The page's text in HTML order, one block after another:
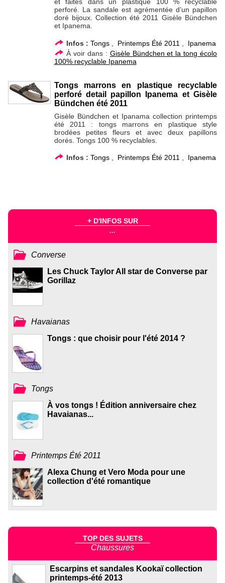
et faites dans un plastique 100 % recyclable
perforé. La sandale est agrémentée d’un papillon
doré bijoux. Collection été 2011 Gisèle Bündchen
et Ipanema.
Infos : Tongs, Printemps Été 2011
Ipanema
À voir dans : Gisèle Bündchen et la tong écolo
100% recyclable Ipanema
Tongs marrons en plastique recyclable
perforé detail papillon Ipanema et Gisèle
Bündchen été 2011
Gisèle Bündchen et Ipanama collection printemps
été 2011 : tongs marrons en plastique style
brodées petites fleurs et avec deux papillons
dorés. Tongs 100 % recyclables.
Infos : Tongs, Printemps Été 2011 Ipanema
+ D'INFOS SUR
...
Converse
Les Chuck Taylor All star de Converse par
Gorillaz
Havaianas
Tongs : que choisir pour l'été 2014 ?
Tongs
À vos tongs ! Édition anniversaire chez
Havaianas...
Printemps Été 2011
Alexa Chung et Vero Moda pour une
collection d'été romantique
TOP DES SUJETS
Chaussures
Escarpins et sandales Kookaï collection
printemps-été 2013